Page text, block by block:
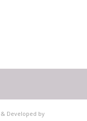
& Developed by